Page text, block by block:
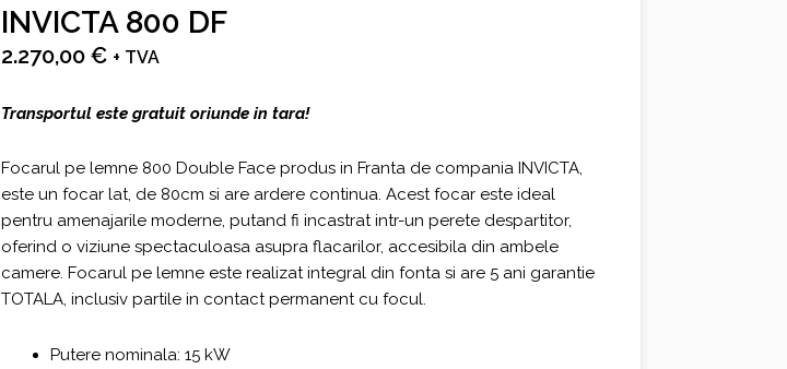
INVICTA 800 DF
2.270,00€ + TVA
Transportul este gratuit oriunde in tara!
Focarul pe lemne 800 Double Face produs in Franta de compania INVICTA,
este un focar lat, de 80cm si are ardere continua. Acest focar este ideal
pentru amenajarile moderne, putand fi incastrat intr-un perete despartitor,
oferind o viziune spectaculoasa asupra flacarilor, accesibila din ambele
camere. Focarul pe lemne este realizat integral din fonta si are 5 ani garantie
TOTALA, inclusiv partile in contact permanent cu focul.
Putere nominala: 15 kW